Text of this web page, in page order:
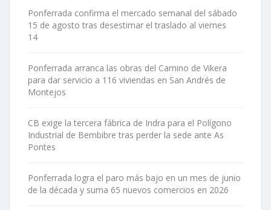
Ponferrada confirma el mercado semanal del sábado
15 de agosto tras desestimar el traslado al viernes
14
Ponferrada arranca las obras del Camino de Vikera
para dar servicio a 116 viviendas en San Andrés de
Montejos
CB exige la tercera fábrica de Indra para el Polígono
Industrial de Bembibre tras perder la sede ante As
Pontes
Ponferrada logra el paro más bajo en un mes de junio
de la década y suma 65 nuevos comercios en 2026